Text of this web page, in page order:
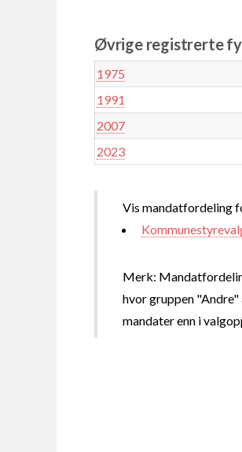
Øvrige registrerte
1975
1991
2007
2023
Vis mandatfordeling
Merk:
hvor gruppen
mandater enn i